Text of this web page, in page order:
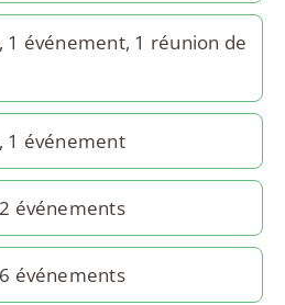
1 événement, 1 réunion de
1 événement
événements
événements